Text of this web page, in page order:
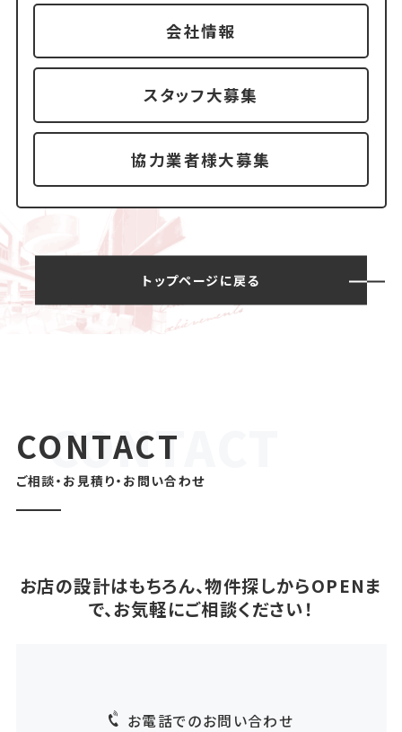
会社情報
スタッフ大募集
協力業者様大募集
トップページに戻る
CONTACT
ご相談・お見積り・お問い合わせ
お店の設計はもちろん、物件探しからOPENま
で、お気軽にご相談ください！
お電話でのお問い合わせ